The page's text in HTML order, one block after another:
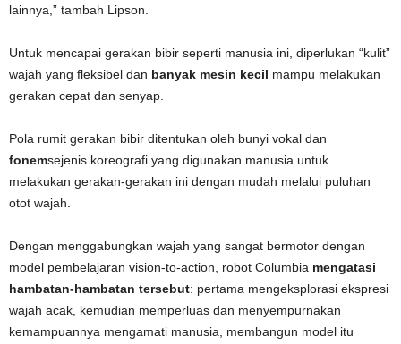
lainnya,” tambah Lipson.
Untuk mencapai gerakan bibir seperti manusia ini, diperlukan “kulit”
wajah yang fleksibel dan banyak mesin kecil mampu melakukan
gerakan cepat dan senyap.
Pola rumit gerakan bibir ditentukan oleh bunyi vokal dan
fonemsejenis koreografi yang digunakan manusia untuk
melakukan gerakan-gerakan ini dengan mudah melalui puluhan
otot wajah.
Dengan menggabungkan wajah yang sangat bermotor dengan
model pembelajaran vision-to-action, robot Columbia mengatasi
hambatan-hambatan tersebut: pertama mengeksplorasi ekspresi
wajah acak, kemudian memperluas dan menyempurnakan
kemampuannya mengamati manusia, membangun model itu